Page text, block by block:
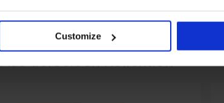
Customize
Aus derselben Kollektion